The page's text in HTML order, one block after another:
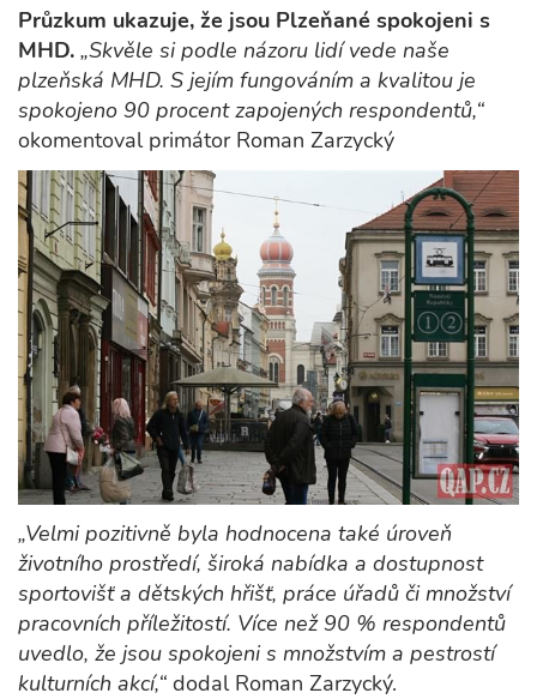
Průzkum ukazuje, že jsou Plzeňané spokojeni s
MHD. „Skvěle si podle názoru lidí vede naše
plzeňská MHD. S jejím fungováním a kvalitou je
spokojeno 90 procent zapojených respondentů,“
okomentoval primátor Roman Zarzycký
„Velmi pozitivně byla hodnocena také úroveň
životního prostředí, široká nabídka a dostupnost
sportovišť a dětských hřišť, práce úřadů či množství
pracovních příležitostí. Více než 90 % respondentů
uvedlo, že jsou spokojeni s množstvím a pestrostí
kulturních akcí,“ dodal Roman Zarzycký.